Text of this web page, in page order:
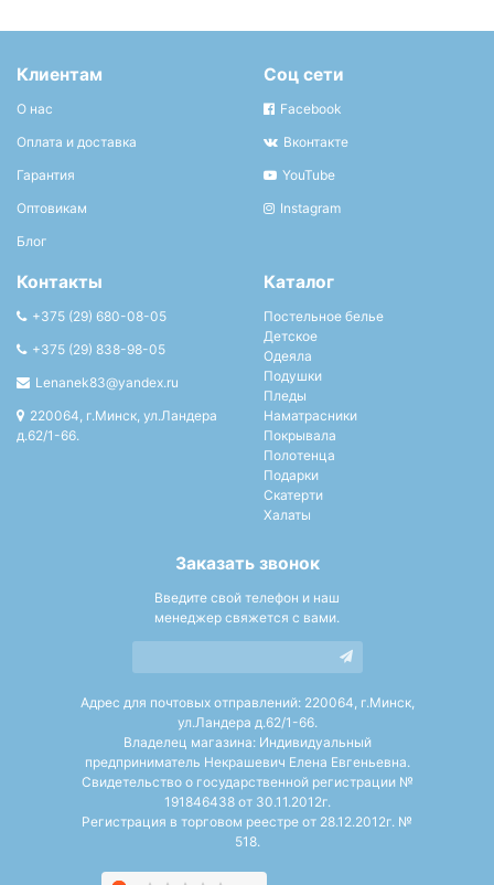
Клиентам
О нас
Оплата и доставка
Гарантия
Оптовикам
Блог
Соц сети
Facebook
Вконтакте
YouTube
Instagram
Контакты
+375 (29) 680-08-05
+375 (29) 838-98-05
Lenanek83@yandex.ru
220064, г.Минск, ул.Ландера
д.62/1-66.
Каталог
Постельное белье
Детское
Одеяла
Подушки
Пледы
Наматрасники
Покрывала
Полотенца
Подарки
Скатерти
Халаты
Заказать звонок
Введите свой телефон и наш
менеджер свяжется с вами.
Адрес для почтовых отправлений: 220064, г.Минск,
ул.Ландера д.62/1-66.
Владелец магазина: Индивидуальный
предприниматель Некрашевич Елена Евгеньевна.
Свидетельство о государственной регистрации №
191846438 от 30.11.2012г.
Регистрация в торговом реестре от 28.12.2012г. №
518.